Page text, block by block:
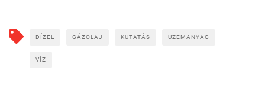
DÍZEL GÁZOLAJ KUTATÁS ÜZEMANYAG
VÍZ